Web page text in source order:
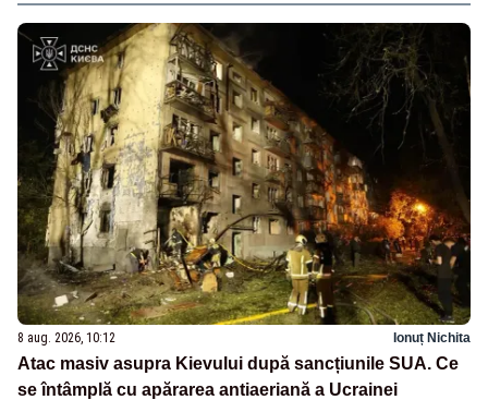
8 aug. 2026, 10:12 Ionuț Nichita
Atac masiv asupra Kievului după sancțiunile SUA. Ce
se întâmplă cu apărarea antiaeriană a Ucrainei